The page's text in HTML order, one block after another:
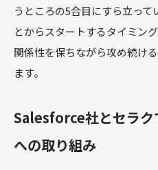
うところの5合目にすら立っ
とからスタートするタイミン
関係性を保ちながら攻め続け
ます。
Salesforce社とセラ
への取り組み